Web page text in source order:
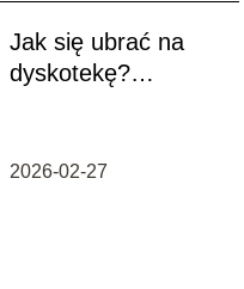
Jak się ubrać na
dyskotekę?
2026-02-27